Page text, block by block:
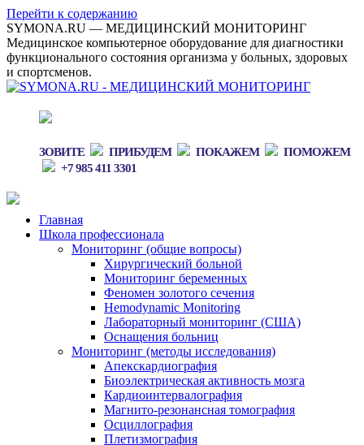
Перейти к содержанию
SYMONA.RU — МЕДИЦИНСКИЙ МОНИТОРИНГ
Медицинское компьютерное оборудование для диагностики
функционального состояния организма у больных, здоровых
и спортсменов.
ЗОВИТЕ ПРИБУДЕМ ПОКАЖЕМ
ПОМОЖЕМ
+7 985 411 3301
Главная
Школа профессионала
Мониторинг (общие вопросы)
Хирургический больной
Мониторинг беременных
Феномен золотого сечения
Hemodynamic Monitoring
Лабораторный мониторинг (США)
Оснащения больниц
Мониторинг (методы исследования)
Апекскардиография
Биоэлектрическая активность мозга
Кардиоинтервалография
Магнито-резонансная томография
Осциллография
Плетизмография